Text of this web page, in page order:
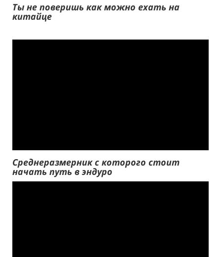
Ты не поверишь как можно ехать на
китайце
Среднеразмерник с которого стоит
начать путь в эндуро